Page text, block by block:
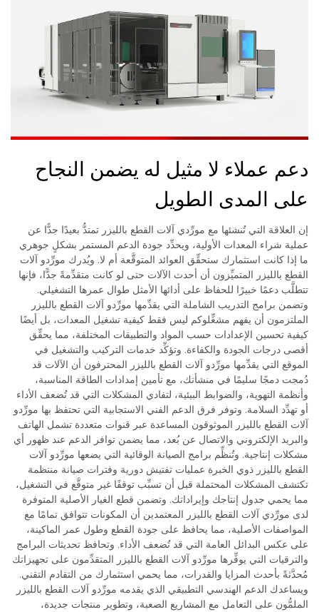
دعم عملاء لا مثيل له يضمن النجاح
على المدى الطويل
إن العلاقة التي تُنشئها مع مورِّدي آلات القطع بالليزر تمتدُّ بعيدًا جدًّا عن
عملية شراء المعدات الأولية، ويحدِّد جودة الدعم المستمر بشكلٍ جوهري
ما إذا كانت استثمارك ستحقِّق العوائد المتوقَّعة أم لا. ويُدرك مورِّدو آلات
القطع بالليزر المتميِّزون أن أحدث الآلات حتى لو كانت متقدِّمةً جدًّا، فإنها
تتطلَّب دعمًا خبيرًا للحفاظ على أدائها الأمثل طوال عمرها التشغيلي.
وتضمن برامج التدريب الشاملة التي يقدِّمها مورِّدو آلات القطع بالليزر
الملتزمون أن يفهم مشغِّلوكم ليس فقط كيفية تشغيل المعدات، بل أيضًا
كيفية تحسين الإعدادات حسب المواد والتطبيقات المختلفة، مما يحقِّق
أقصى درجات الجودة والكفاءة. وتؤكِّد خدمات التركيب والتشغيل في
الموقع التي يقدِّمها مورِّدو آلات القطع بالليزر المحترفون أن الآلات قد
دُمجت دمجًا سليمًا في منشأتك، مع تأمين إمدادات الطاقة المناسبة،
وأنظمة التهوية، والضوابط البيئية، لتفادي المشكلات التي قد تُضعف الأداء
أو تهدِّد السلامة. وتوفر فرق الدعم الفني الاستجابية التي تحتفظ بها مورِّدو
آلات القطع بالليزر الموثوقون المساعدة عبر قنوات متعددة تشمل الهاتف
والبريد الإلكتروني والاتصال عن بُعد، مما يضمن توافر الدعم عند ظهور أي
مشكلات إنتاجية. وتُنظِّم برامج الصيانة الوقائية التي يضعها مورِّدو آلات
القطع بالليزر ذوي الخبرة عمليات تفتيش دورية وفترات صيانة منتظمة
تكتشف المشكلات المحتملة قبل أن تسبِّب توقفًا غير متوقَّع في التشغيل،
مما يحمي جدول إنتاجك وإيراداتك. وتضمن قطع الغيار الأصلية المتوفرة
لدى مورِّدي آلات القطع بالليزر المعتمدين أن المكونات تتوافق تمامًا مع
المواصفات الأصلية، مما يحافظ على جودة القطع وطول عمر الماكينة،
على عكس البدائل العامة التي قد تُضعف الأداء. وتحافظ تحديثات البرامج
والترقيات التي يوفِّرها مورِّدو آلات القطع بالليزر المتقدِّمون على تجهيزاتك
مُحدَّثةً بأحدث المزايا والقدرات، مما يحمي استثمارك من التقادم التقني.
ويساعدك الدعم الهندسي التطبيقي الذي يقدمه مورِّدو آلات القطع بالليزر
الملمُّون على التعامل مع المشاريع الصعبة، وتطوير منتجات جديدة،